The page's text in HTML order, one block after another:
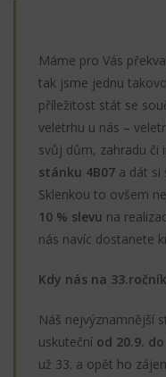
Máme pro Vás
tak jsme jednu
příležitost stát se
veletrhu u nás –
svůj dům, zahradu či
stánku 4B07 a dát si
Sklenkou to ovšem
10 % slevu na
nás navíc dostanete
Kdy nás na
Náš nejvýznamnější
uskuteční od 20.9.
už 33. a opět ho